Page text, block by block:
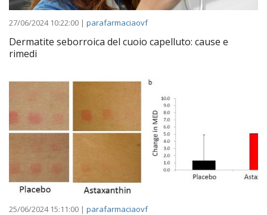
27/06/2024 10:22:00 | parafarmaciaovf
Dermatite seborroica del cuoio capelluto: cause e
rimedi
25/06/2024 15:11:00 | parafarmaciaovf